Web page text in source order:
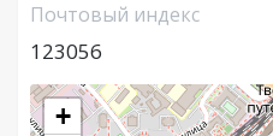
Почтовый индекс
123056
+